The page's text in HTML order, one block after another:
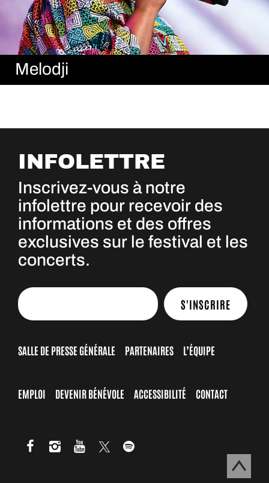
Melodji
INFOLETTRE
Inscrivez-vous à notre
infolettre pour recevoir des
informations et des offres
exclusives sur le festival et les
concerts.
S'INSCRIRE
SALLE DE PRESSE GÉNÉRALE PARTENAIRES L’ÉQUIPE
EMPLOI DEVENIR BÉNÉVOLE ACCESSIBILITÉ CONTACT